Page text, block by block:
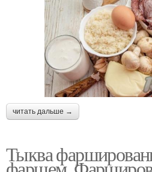
читать дальше →
Тыква